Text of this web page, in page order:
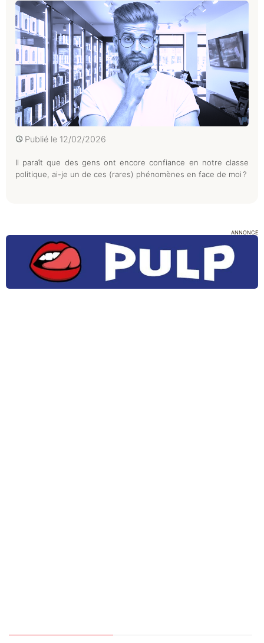
Publié le 12/02/2026
Il paraît que des gens ont encore confiance en notre classe
politique, ai-je un de ces (rares) phénomènes en face de moi ?
ANNONCE